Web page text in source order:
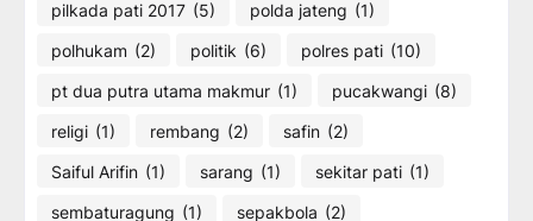
pilkada pati 2017 (5) polda jateng (1)
polhukam (2) politik (6) polres pati (10)
pt dua putra utama makmur (1) pucakwangi (8)
religi (1) rembang (2) safin (2)
Saiful Arifin (1) sarang (1) sekitar pati (1)
sembaturagung (1) sepakbola (2)